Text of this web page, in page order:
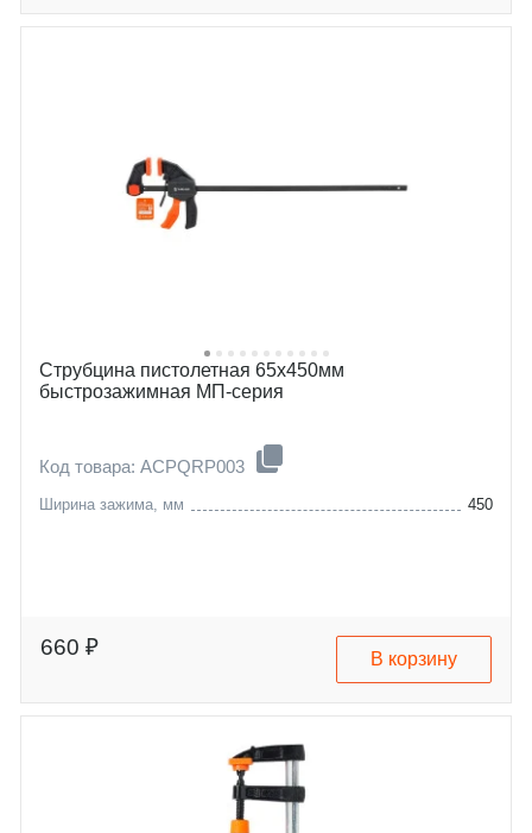
Струбцина пистолетная 65х450мм
быстрозажимная МП-серия
Код товара: ACPQRP003
Ширина зажима, мм 450
660 ₽ В корзину